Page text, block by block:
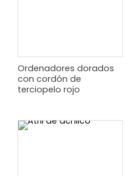
Ordenadores dorados
con cordón de
terciopelo rojo